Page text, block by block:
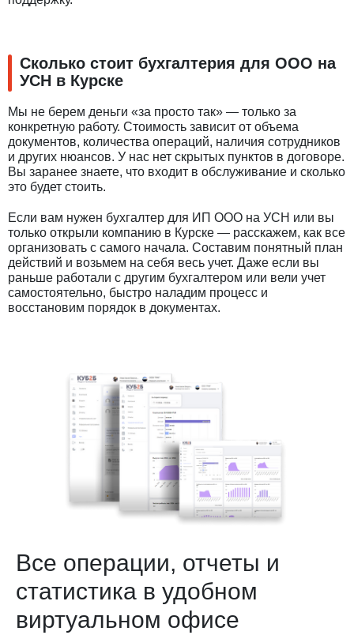
Сколько стоит бухгалтерия для ООО на
УСН в Курске
Мы не берем деньги «за просто так» — только за
конкретную работу. Стоимость зависит от объема
документов, количества операций, наличия сотрудников
и других нюансов. У нас нет скрытых пунктов в договоре.
Вы заранее знаете, что входит в обслуживание и сколько
это будет стоить.
Если вам нужен бухгалтер для ИП ООО на УСН или вы
только открыли компанию в Курске — расскажем, как все
организовать с самого начала. Составим понятный план
действий и возьмем на себя весь учет. Даже если вы
раньше работали с другим бухгалтером или вели учет
самостоятельно, быстро наладим процесс и
восстановим порядок в документах.
Все операции, отчеты и
статистика в удобном
виртуальном офисе